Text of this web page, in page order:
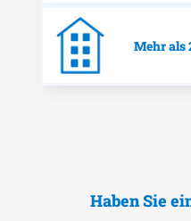
Mehr als
Haben Sie